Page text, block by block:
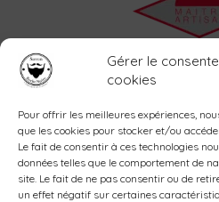
Gérer le
cookies
Pour offrir les meilleures expériences,
que les cookies pour stocker et/ou
Le fait de consentir à ces technologies
données telles que le comportement de
site. Le fait de ne pas consentir ou de
un effet négatif sur certaines
Shop
Blog
Mon